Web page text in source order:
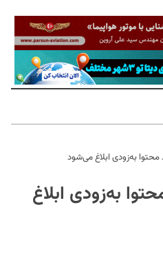
به‌زودی ابلاغ می‌شود
به‌زودی ابلاغ